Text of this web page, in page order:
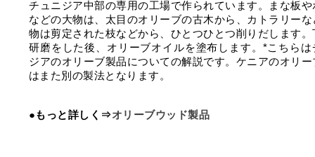
チュニジア中部の専用の工場で作られています。まな板
などの大物は、太目のオリーブの古木から、カトラリー
物は剪定された枝などから、ひとつひとつ削りだします
研磨をした後、オリーブオイルを塗布します。*こちらは
ジアのオリーブ製品についての解説です。ケニアのオリ
はまた別の製法となります。
●もっと詳しく⇒オリーブウッド製品